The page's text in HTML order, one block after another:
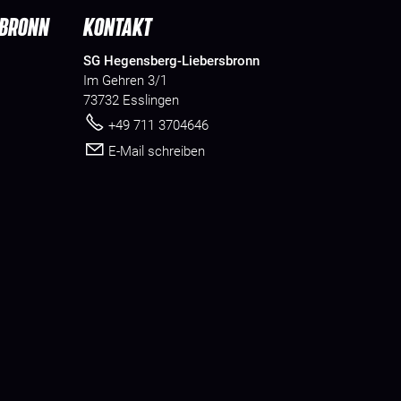
KONTAKT
SG Hegensberg-Liebersbronn
Im Gehren 3/1
73732 Esslingen
+49 711 3704646
E-Mail schreiben